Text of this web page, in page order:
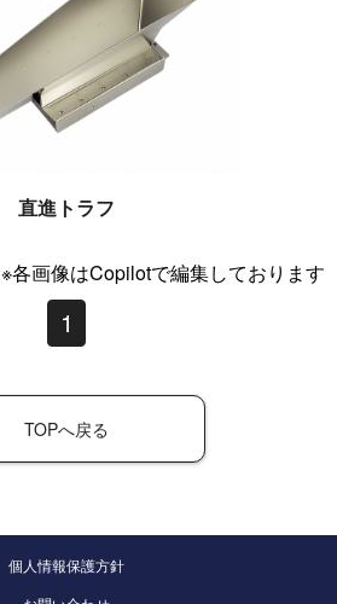
直進トラフ
※各画像はCopilotで編集しております
1
TOPへ戻る
個人情報保護方針